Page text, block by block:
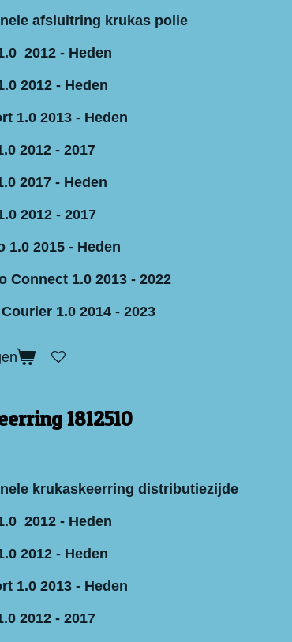
afsluitring krukas polie
2012 - Heden
2012 - Heden
1.0 2013 - Heden
2012 - 2017
2017 - Heden
2012 - 2017
1.0 2015 - Heden
Connect 1.0 2013 - 2022
1.0 2014 - 2023
1812510
krukaskeerring distributiezijde
2012 - Heden
2012 - Heden
1.0 2013 - Heden
2012 - 2017